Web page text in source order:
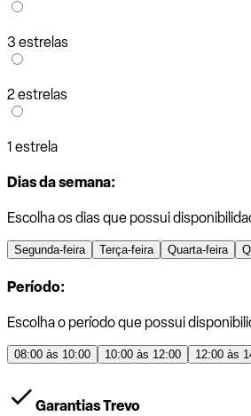
3 estrelas
2 estrelas
1 estrela
Dias da semana:
Escolha os dias que possui
Segunda-feira Terça-feira Quarta-feira
Período:
Escolha o período que possui
08:00 às 10:00 10:00 às 12:00 12:00 às
Garantias Trevo